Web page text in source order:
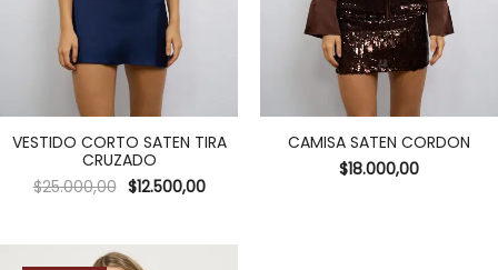
VESTIDO CORTO SATEN TIRA
CRUZADO
$25.000,00 $12.500,00
CAMISA SATEN CORDON
$18.000,00